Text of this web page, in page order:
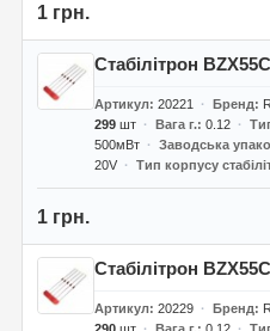
1 грн.
Стабілітрон
Артикул 20221 Бренд
299шт Вага г. 0.12
500мВт
Заводська
20V
Тип корпусу
1 грн.
Стабілітрон
Артикул 20229 Бренд